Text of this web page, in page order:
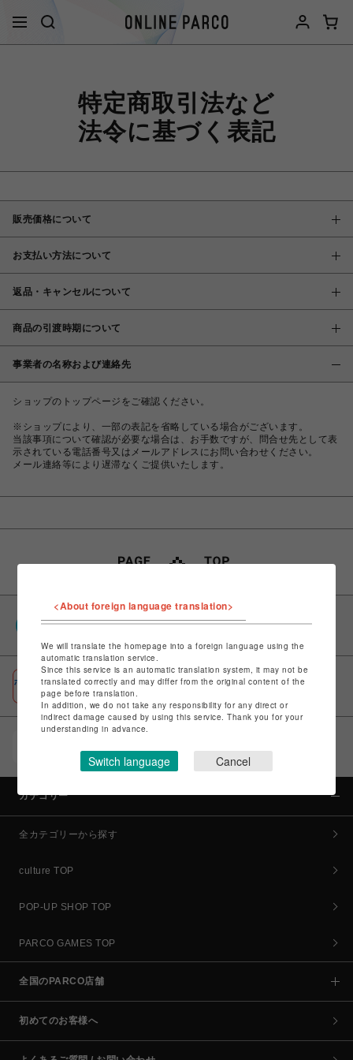
特定商取引法など
法令に基づく表記
販売価格について
お支払い方法について
返品・キャンセルについて
商品の引渡時期について
事業者の名称および連絡先
ショップのトップページをご確認ください。
※ショップにより、一部の表記を省略している場合がございます。
当該事項について確認が必要な場合は、お手数ですが、問合せ先として表
示されている電話番号又はメールアドレスにお問い合わせください。
メール連絡等により遅滞なくご提供いたします。
PARCOポイント
ポケパル払い
初回登録＆お買物で最大1,500円分のPARCOポイント進呈
コイン＆クーポンでPARCOでのお買い物がオトクに
カテゴリー
全カテゴリーから探す
culture TOP
POP-UP SHOP TOP
PARCO GAMES TOP
全国のPARCO店舗
初めてのお客様へ
<About foreign language translation>
We will translate the homepage into a foreign language using the
automatic translation service.
Since this service is an automatic translation system, it may not be
translated correctly and may differ from the original content of the
page before translation.
In addition, we do not take any responsibility for any direct or
indirect damage caused by using this service. Thank you for your
understanding in advance.
Switch language Cancel